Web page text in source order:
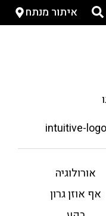
איתור מנתח
אורולוגיה
אף אוזן גרון